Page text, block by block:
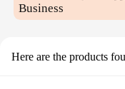
Business
Here are the products